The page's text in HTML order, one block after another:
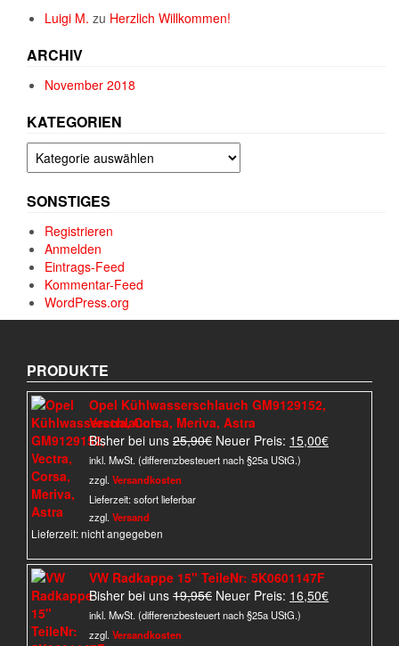
Luigi M. zu Herzlich Willkommen!
ARCHIV
November 2018
KATEGORIEN
Kategorien
SONSTIGES
Registrieren
Anmelden
Eintrags-Feed
Kommentar-Feed
WordPress.org
PRODUKTE
Opel Kühlwasserschlauch GM9129152,
Vectra, Corsa, Meriva, Astra
Bisher bei uns 25,90€ Ursprünglicher
Preis
Neuer Preis: 15,00€Aktueller
inkl. MwSt. (differenzbesteuert nach §25a UStG.)
zzgl. Versandkosten
Lieferzeit:sofort lieferbar
zzgl. Versand
Lieferzeit: nicht angegeben
VW Radkappe 15" TeileNr: 5K0601147F
Bisher bei uns 19,95€ Ursprünglicher
Preis
Neuer Preis: 16,50€Aktueller
inkl. MwSt. (differenzbesteuert nach §25a UStG.)
zzgl. Versandkosten